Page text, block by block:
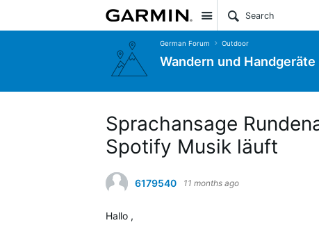
Site
German Forum Outdoor
Wandern und Handgeräte
Sprachansage
Spotify Musik läuft
6179540 11 months ago
Hallo ,